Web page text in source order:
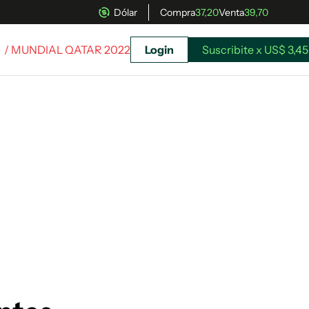
Dólar Compra37,20Venta39,70
/ MUNDIAL QATAR 2022 Login Suscribite x US$ 3,45